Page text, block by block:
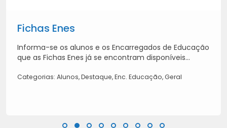
Fichas Enes
Informa-se os alunos e os Encarregados de Educação
que as Fichas Enes já se encontram disponíveis...
Categorias: Alunos, Destaque, Enc. Educação, Geral